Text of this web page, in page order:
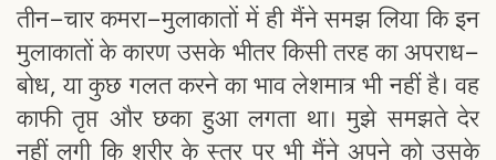
तीन-चार कमरा-मुलाकातों में ही मैंने समझ लिया कि इन
मुलाकातों के कारण उसके भीतर किसी तरह का अपराध-
बोध, या कुछ गलत करने का भाव लेशमात्र भी नहीं है। वह
काफी तृप्त और छका हुआ लगता था। मुझे समझते देर